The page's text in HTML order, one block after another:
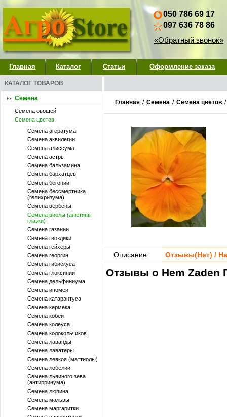
050 786 69 17
097 636 78 86
«Обратный звонок»
Главная Каталог Статьи Оформление заказа
КАТАЛОГ ТОВАРОВ
Семена
Семена овощей
Семена цветов
Семена агератума
Семена аквилегии
Семена алиссума
Семена астры
Семена бальзамина
Семена бархатцев
Семена бегонии
Семена бессмертника
(гелихризума)
Семена вербены
Семена виолы (анютины
глазки)
Семена газании
Семена гвоздики
Семена гейхеры
Семена георгин
Семена гибискуса
Семена глоксинии
Семена дельфиниума
Семена ипомеи
Семена катарантуса
Семена кермека
Семена кобеи
Семена колеуса
Семена колокольчиков
Семена лаванды
Семена лаватеры
Семена левкоя (маттиолы)
Семена лобелии
Семена львиного зева
(антирринума)
Семена люпина
Семена мальвы
Семена маргаритки
Главная / Семена / Семена цветов /
Описание Отзывы(Нет) /
Отзывы о Hem Zaden